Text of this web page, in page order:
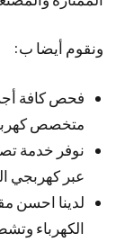
ونقوم أيضا ب:
فحص كافة
متخصص
نوفر خدمة
عبر كهربجي
لدينا احسن
الكهرباء